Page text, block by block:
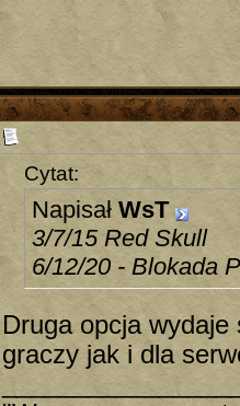
Cytat:
Napisał WsT
3/7/15 Red Skull
6/12/20 - Blokada
Druga opcja
graczy jak i dla